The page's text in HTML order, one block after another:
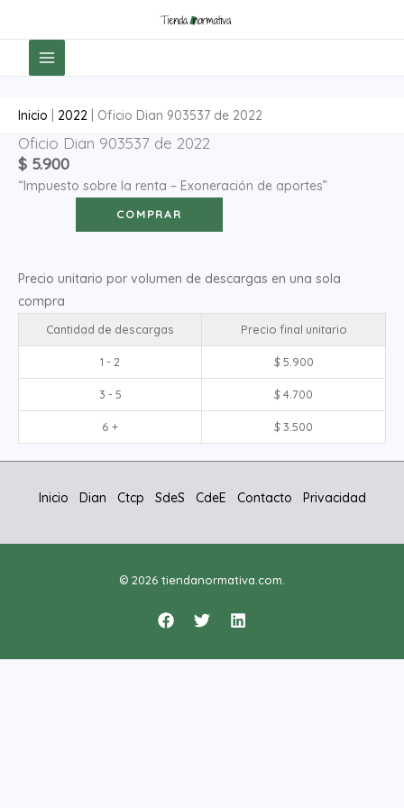
contenido
Inicio 2022 Oficio Dian 903537 de 2022
Oficio Dian 903537 de 2022
$ 5.900
“Impuesto sobre la renta – Exoneración de aportes”
Oficio
Dian
903537
COMPRAR
Precio unitario por volumen de descargas en una sola
compra
Cantidad de descargas Precio final unitario
1 - 2 $5.900
3 - 5 $4.700
6 + $3.500
Inicio Dian Ctcp SdeS CdeE Contacto Privacidad
© 2026 tiendanormativa.com.